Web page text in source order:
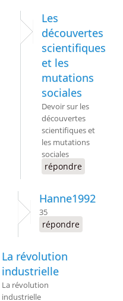
Les
découvertes
scientifiques
et les
mutations
sociales
Devoir sur les
découvertes
scientifiques et
les mutations
sociales
répondre
Hanne1992
35
répondre
La révolution
industrielle
La révolution
industrielle